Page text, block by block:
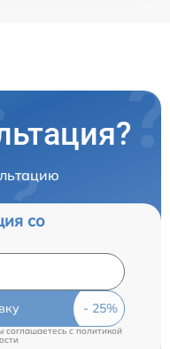
со
соглашаетесь c политикой